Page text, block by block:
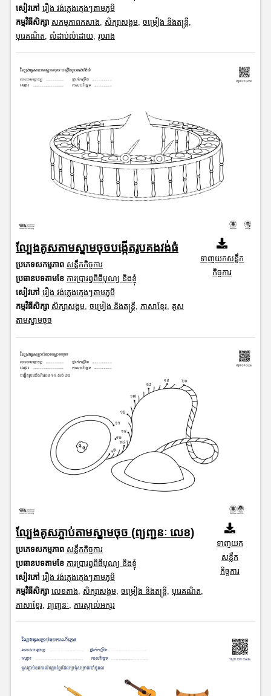
សៀវភៅ រឿង វង់ភ្លេងក្មេងៗតាមភូមិ
កម្មវិធីសិក្សា សកម្មភាពកសាង, សិក្សាសង្គម, ចម្រៀង និងតន្ត្រី,
បុរេគណិត, លំដាប់លំដោយ, រូបរាង
ល្បែងគូសតាមស្នាមចុចបង្កើតរូបគងវង់ធំ
ប្រភេទសកម្មភាព សន្លឹកកិច្ចការ
ប្រធានបទតាមខែ ការប្រារព្ធពិធីបុណ្យ និងខ្ញុំ
សៀវភៅ រឿង វង់ភ្លេងក្មេងៗតាមភូមិ
កម្មវិធីសិក្សា សិក្សាសង្គម, ចម្រៀង និងតន្ត្រី, ភាសាខ្មែរ, គូស
តាមស្នាមចុច
ទាញយកសន្លឹក
កិច្ចការ
ល្បែងគូសភ្ចាប់តាមស្នាមចុច (ព្យញ្ជនៈ លេខ)
ប្រភេទសកម្មភាព សន្លឹកកិច្ចការ
ប្រធានបទតាមខែ ការប្រារព្ធពិធីបុណ្យ និងខ្ញុំ
សៀវភៅ រឿង វង់ភ្លេងក្មេងៗតាមភូមិ
កម្មវិធីសិក្សា លេខតាង សិក្សាសង្គម, ចម្រៀង និងតន្ត្រី បុរេគណិត
ភាសាខ្មែរ, ព្យញ្ជនៈ ការស្គាល់អក្សរ
ទាញយក
សន្លឹក
កិច្ចការ